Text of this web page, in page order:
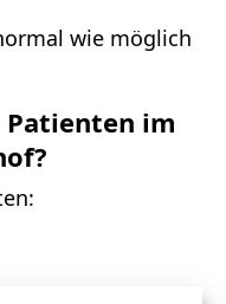
wie möglich
im
?